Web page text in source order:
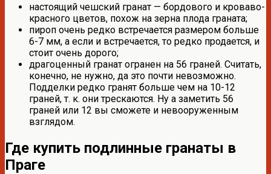
настоящий чешский гранат — бордового и кроваво-
красного цветов, похож на зерна плода граната;
пироп очень редко встречается размером больше
6-7 мм, а если и встречается, то редко продается, и
стоит очень дорого;
драгоценный гранат огранен на 56 граней. Считать,
конечно, не нужно, да это почти невозможно.
Подделки редко гранят больше чем на 10-12
граней, т. к. они трескаются. Ну а заметить 56
граней или 12 вы сможете и невооруженным
взглядом.
Где купить подлинные гранаты в
Праге